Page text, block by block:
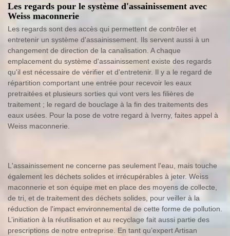
Les regards pour le système d'assainissement avec
Weiss maconnerie
Les regards sont des accès qui permettent de contrôler et
entretenir un système d'assainissement. Ils servent aussi à un
changement de direction de la canalisation. A chaque
emplacement du système d'assainissement existe des regards
qu'il est nécessaire de vérifier et d'entretenir. Il y a le regard de
répartition comportant une entrée pour recevoir les eaux
pretraitées et plusieurs sorties qui vont vers les filières de
traitement ; le regard de bouclage à la fin des traitements des
eaux usées. Pour la pose de votre regard à Iverny, faites appel à
Weiss maconnerie.
L'assainissement ne concerne pas seulement l'eau, mais touche
également les déchets solides et irrécupérables à jeter. Weiss
maconnerie et son équipe met en place des moyens de collecte,
de tri, et de traitement des déchets solides, pour veiller à la
réduction de l'impact environnemental de cette forme de pollution.
L’initiation à la réutilisation et au recyclage fait aussi partie des
prescriptions de notre entreprise. En tant qu’expert Artisan